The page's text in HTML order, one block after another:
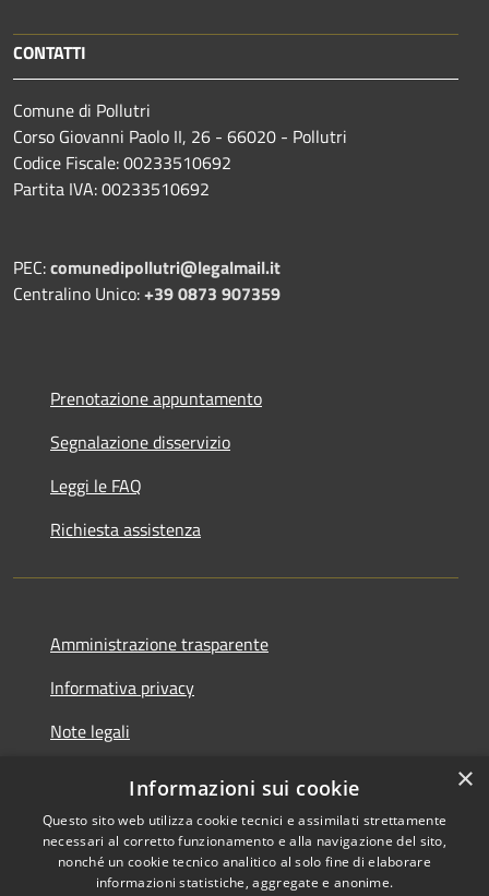
CONTATTI
Comune di Pollutri
Corso Giovanni Paolo II, 26 - 66020 - Pollutri
Codice Fiscale: 00233510692
Partita IVA: 00233510692
PEC:comunedipollutri@legalmail.it
Centralino Unico:+39 0873 907359
Prenotazione appuntamento
Segnalazione disservizio
Leggi le FAQ
Richiesta assistenza
Amministrazione trasparente
Informativa privacy
Note legali
Dichiarazione di accessibilità
Copyright © 2026 • Comune di
×
Informazioni sui cookie
Questo sito web utilizza cookie tecnici e assimilati strettamente
necessari al corretto funzionamento e alla navigazione del sito,
nonché un cookie tecnico analitico al solo fine di elaborare
informazioni statistiche, aggregate e anonime.